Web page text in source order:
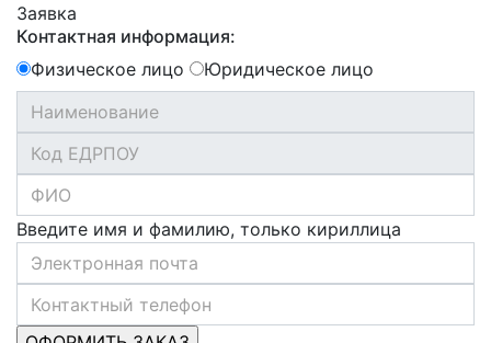
Заявка
Контактная информация:
Физическое лицо
Юридическое лицо
Введите имя и фамилию, только кириллица